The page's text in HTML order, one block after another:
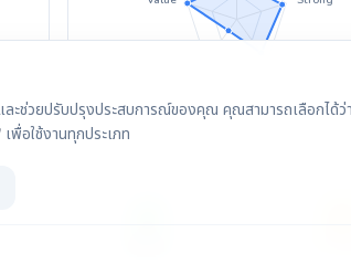
IAA
ละช่วยปรับปรุงประสบการณ์ของคุณ คุณสามารถเลือกได้ว่
เพื่อใช้งานทุกประเภท